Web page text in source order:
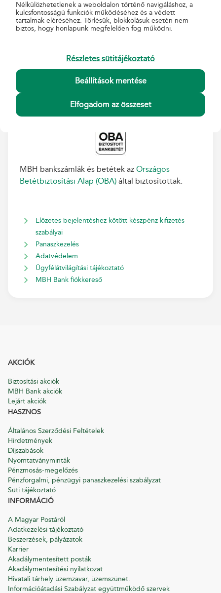
Kapcsolódó tájékoztatók
MBH bankszámlák és betétek az Országos
Betétbiztosítási Alap (OBA) által biztosítottak.
Előzetes bejelentéshez kötött készpénz kifizetés
szabályai
Panaszkezelés
Adatvédelem
Ügyfélátvilágítási tájékoztató
MBH Bank fiókkereső
Nélkülözhetetlenek a weboldalon történő navigáláshoz, a
kulcsfontosságú funkciók működéséhez és a védett
tartalmak eléréséhez. Törlésük, blokkolásuk esetén nem
biztos, hogy honlapunk megfelelően fog működni.
Részletes sütitájékoztató
Beállítások mentése
Elfogadom az összeset
AKCIÓK
Biztosítási akciók
MBH Bank akciók
Lejárt akciók
HASZNOS
Általános Szerződési Feltételek
Hirdetmények
Díjszabások
Nyomtatványminták
Pénzmosás-megelőzés
Pénzforgalmi, pénzügyi panaszkezelési szabályzat
Süti tájékoztató
INFORMÁCIÓ
A Magyar Postáról
Adatkezelési tájékoztató
Beszerzések, pályázatok
Karrier
Akadálymentesített posták
Akadálymentesítési nyilatkozat
Hivatali tárhely üzemzavar, üzemszünet.
Információátadási Szabályzat együttműködő szervek